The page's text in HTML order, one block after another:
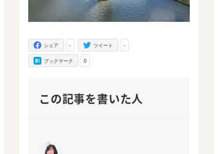
-
シェア -
ツイート
0
ブックマーク
この記事を書いた人